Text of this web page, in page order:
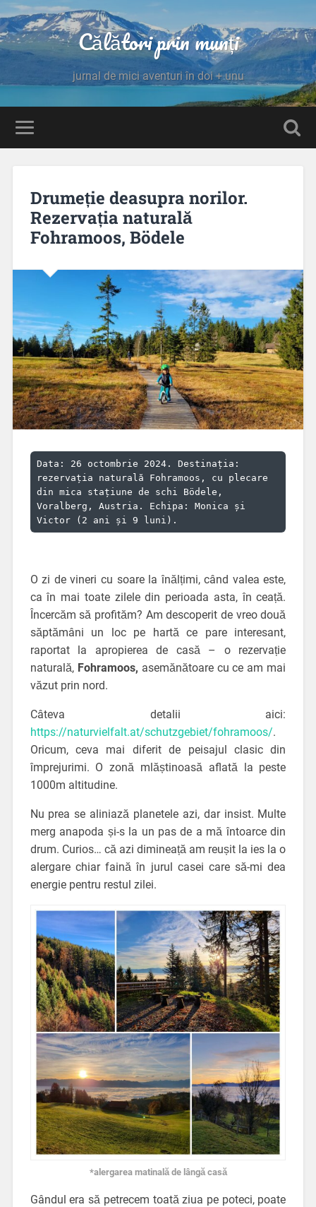
Călători prin munți
jurnal de mici aventuri în doi + unu
Drumeție deasupra norilor.
Rezervația naturală
Fohramoos, Bödele
Data: 26 octombrie 2024. Destinația:
rezervația naturală Fohramoos, cu plecare
din mica stațiune de schi Bödele,
Voralberg, Austria. Echipa: Monica și
Victor (2 ani și 9 luni).
O zi de vineri cu soare la înălțimi, când valea este,
ca în mai toate zilele din perioada asta, în ceață.
Încercăm să profităm? Am descoperit de vreo două
săptămâni un loc pe hartă ce pare interesant,
raportat la apropierea de casă – o rezervație
naturală, Fohramoos, asemănătoare cu ce am mai
văzut prin nord.
Câteva detalii aici:
https://naturvielfalt.at/schutzgebiet/fohramoos/.
Oricum, ceva mai diferit de peisajul clasic din
împrejurimi. O zonă mlăștinoasă aflată la peste
1000m altitudine.
Nu prea se aliniază planetele azi, dar insist. Multe
merg anapoda și-s la un pas de a mă întoarce din
drum. Curios… că azi dimineață am reușit la ies la o
alergare chiar faină în jurul casei care să-mi dea
energie pentru restul zilei.
*alergarea matinală de lângă casă
Gândul era să petrecem toată ziua pe poteci, poate